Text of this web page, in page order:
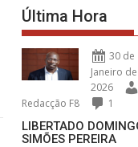
Última Hora
30 de
Janeiro de
2026
Redacção F8
1
LIBERTADO
SIMÕES PEREIRA